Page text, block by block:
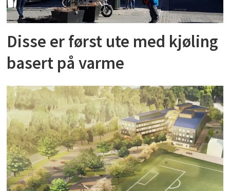
Disse er først ute med kjøling
basert på varme